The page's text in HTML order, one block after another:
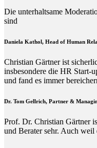
Die unterhaltsame
sind
Daniela Kathol, Head of Human
Christian Gärtner ist
insbesondere die HR Start-
und fand es immer
Dr. Tom Gellrich, Partner &
Prof. Dr. Christian Gärtner
und Berater sehr. Auch